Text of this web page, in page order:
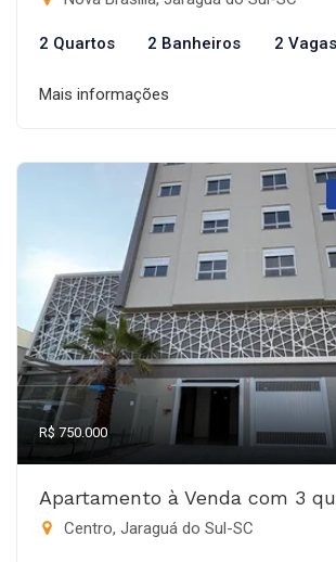
2 Quartos 2 Banheiros 2 Vagas
Mais informações
R$ 750.000
Apartamento à Venda com 3
Centro, Jaraguá do Sul-SC